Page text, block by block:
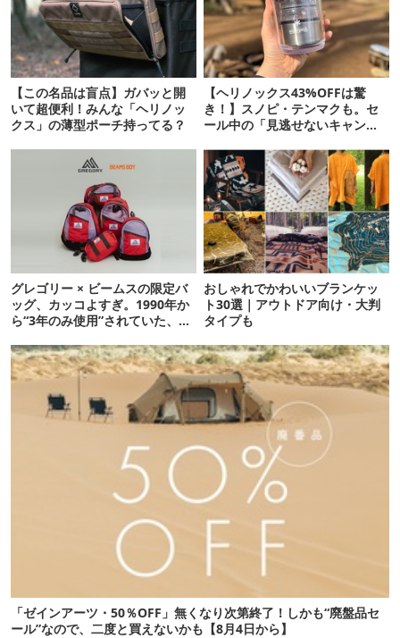
【この名品は盲点】ガバッと開
いて超便利！みんな「ヘリノッ
クス」の薄型ポーチ持ってる？
【ヘリノックス43%OFFは驚
き！】スノピ・テンマクも。セ
ール中の「見逃せないキャンプ
グレゴリー × ビームスの限定バ
ッグ、カッコよすぎ。1990年か
ら“3年のみ使用”されていた、紫
おしゃれでかわいいブランケッ
ト30選｜アウトドア向け・大判
タイプも
「ゼインアーツ・50％OFF」無くなり次第終了！しかも“廃盤品セ
ール”なので、二度と買えないかも【8月4日から】